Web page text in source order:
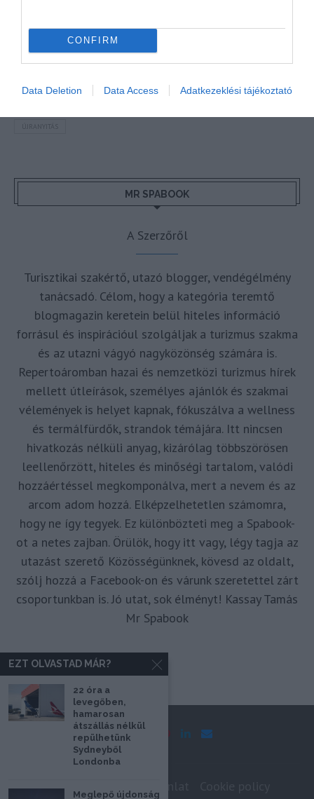
CONFIRM
Data Deletion Data Access Adatkezeklési tájékoztató
ÚJRANYITÁS
MR SPABOOK
A Szerzőről
Turisztikai szakértő, utazó blogger, vendégélmény
tanácsadó. Célom, hogy a kategória teremtő
blogmagazin keretein belül hiteles információ
forrásul és inspirációul szolgáljak a turizmus szakma
és az utazni vágyó nagyközönség számára is.
Repertoáromban hazai és nemzetközi turizmus hírek
mellett útleírások, személyes ajánlók és szakmai
vélemények is helyet kapnak, fókuszálva a wellness
és termálfürdők, strandok témájára. Itt nincsen
hivatkozás nélküli anyag, kizárólag többszörösen
leellenőrzött, hiteles és minőségi tartalom, valódi
hozzáértéssel megkomponálva, mert a nevem és az
arcom adom hozzá. Elképzelhetetlen számomra,
hogy ne így tegyek. Ez különbözteti meg a Spabook-
ot a netes zajban. Örülök, hogy itt vagy, légy tagja az
utazást szerető Közösségünknek, kövesd az oldalt,
szólj hozzá a Facebook-on és várunk szeretettel zárt
csoportunkban is. Jó utat, sok élményt! Kassay Tamás
Mr Spabook
Impresszum
EZT OLVASTAD MÁR?
22 óra a
levegőben,
hamarosan
átszállás nélkül
repülhetünk
Sydneyből
Londonba
Meglepő újdonság